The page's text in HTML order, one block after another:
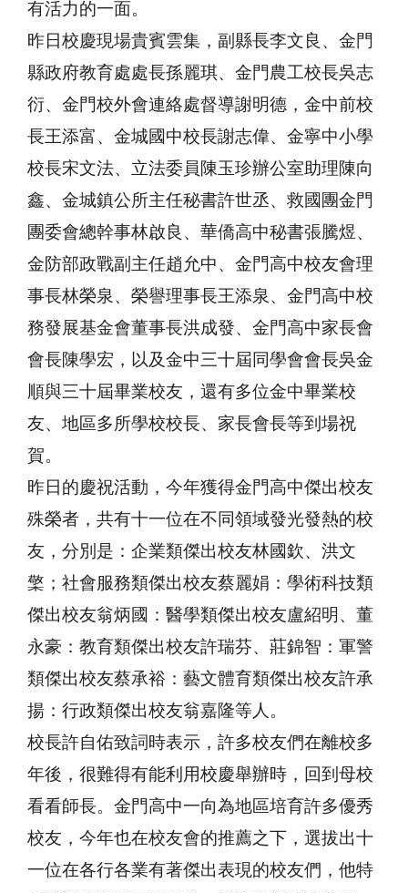
有活力的一面。
昨日校慶現場貴賓雲集，副縣長李文良、金門
縣政府教育處處長孫麗琪、金門農工校長吳志
衍、金門校外會連絡處督導謝明德，金中前校
長王添富、金城國中校長謝志偉、金寧中小學
校長宋文法、立法委員陳玉珍辦公室助理陳向
鑫、金城鎮公所主任秘書許世丞、救國團金門
團委會總幹事林啟良、華僑高中秘書張騰煜、
金防部政戰副主任趙允中、金門高中校友會理
事長林榮泉、榮譽理事長王添泉、金門高中校
務發展基金會董事長洪成發、金門高中家長會
會長陳學宏，以及金中三十屆同學會會長吳金
順與三十屆畢業校友，還有多位金中畢業校
友、地區多所學校校長、家長會長等到場祝
賀。
昨日的慶祝活動，今年獲得金門高中傑出校友
殊榮者，共有十一位在不同領域發光發熱的校
友，分別是：企業類傑出校友林國欽、洪文
檠；社會服務類傑出校友蔡麗娟：學術科技類
傑出校友翁炳國：醫學類傑出校友盧紹明、董
永豪：教育類傑出校友許瑞芬、莊錦智：軍警
類傑出校友蔡承裕：藝文體育類傑出校友許承
揚：行政類傑出校友翁嘉隆等人。
校長許自佑致詞時表示，許多校友們在離校多
年後，很難得有能利用校慶舉辦時，回到母校
看看師長。金門高中一向為地區培育許多優秀
校友，今年也在校友會的推薦之下，選拔出十
一位在各行各業有著傑出表現的校友們，他特